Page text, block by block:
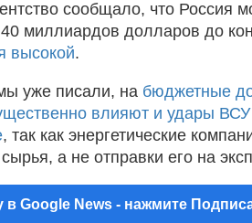
сообщало, что Россия
миллиардов долларов до
высокой.
уже писали, на бюджетные
влияют и удары ВСУ
, так как энергетические
а не отправки его на
в Google News - нажмите